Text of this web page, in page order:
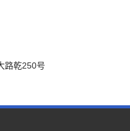
路乾250号